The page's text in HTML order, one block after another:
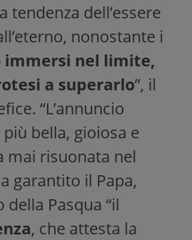
tendenza dell’essere
nonostante i
immersi nel limite,
a superarlo”, il
“L’annuncio
bella, gioiosa e
mai risuonata nel
garantito il Papa,
della Pasqua “il
, che attesta la